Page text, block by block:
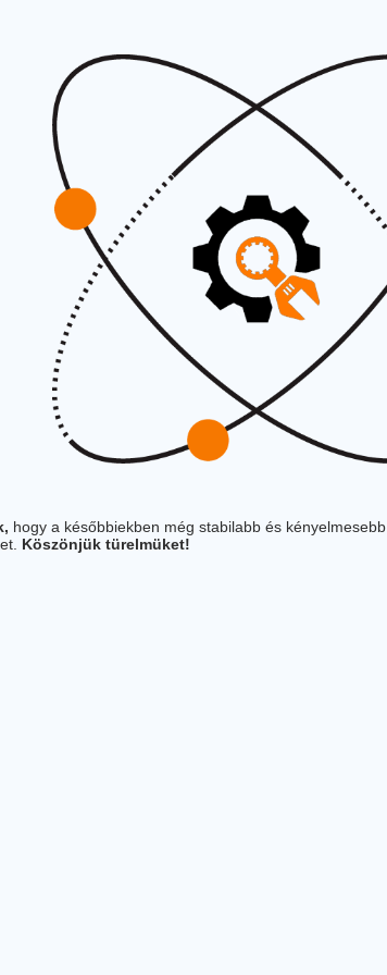
hogy a későbbiekben még stabilabb és kényelmesebb
Köszönjük türelmüket!